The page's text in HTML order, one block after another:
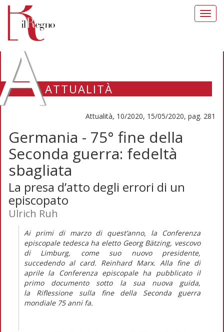
ATTUALITÀ
Attualità, 10/2020, 15/05/2020, pag. 281
Germania - 75° fine della
Seconda guerra: fedeltà
sbagliata
La presa d’atto degli errori di un
episcopato
Ulrich Ruh
Ai primi di marzo di quest’anno, la Conferenza
episcopale tedesca ha eletto Georg Bätzing, vescovo
di Limburg, come suo nuovo presidente,
succedendo al card. Reinhard Marx. Alla fine di
aprile la Conferenza episcopale ha pubblicato il
primo documento sotto la sua nuova guida,
la Riflessione sulla fine della Seconda guerra
mondiale 75 anni fa.